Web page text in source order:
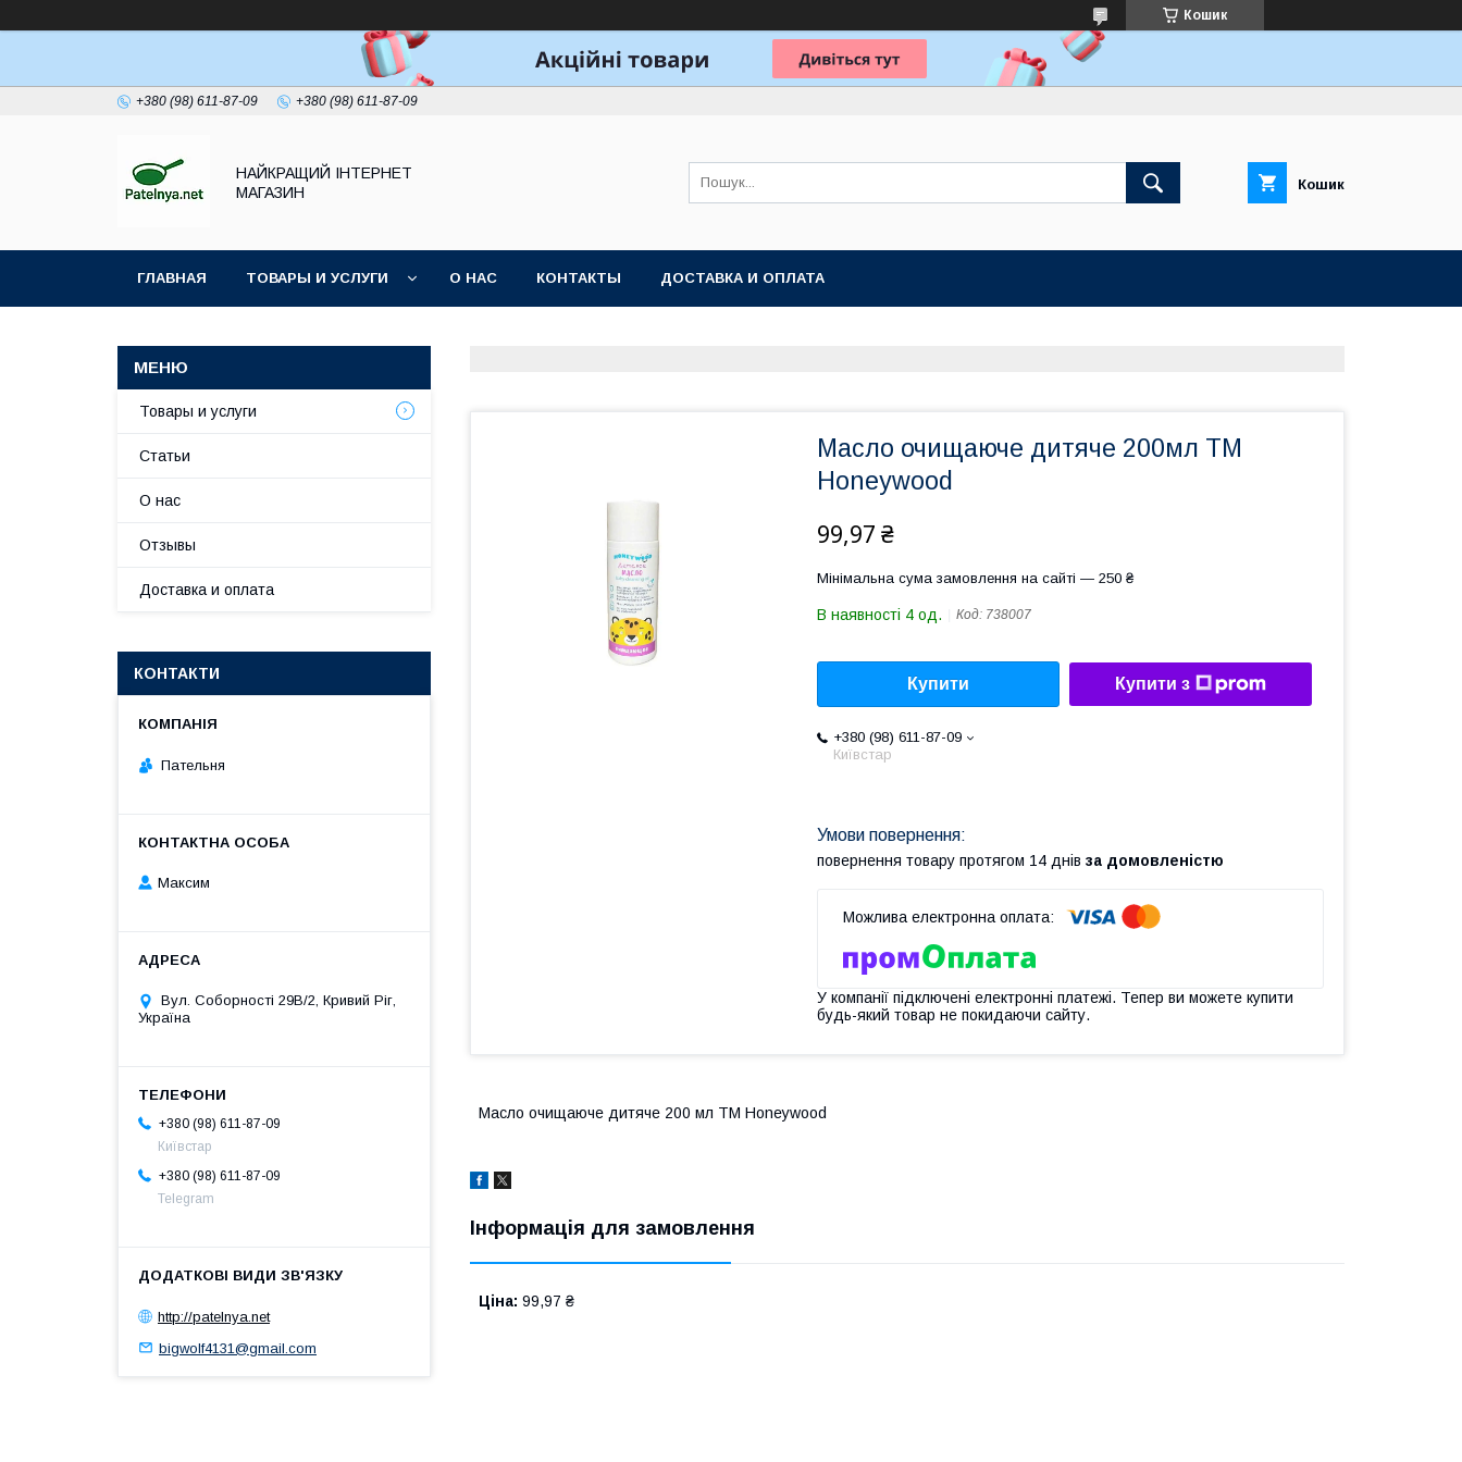
Кошик
+380 (98) 611-87-09 +380 (98) 611-87-09
НАЙКРАЩИЙ ІНТЕРНЕТ
МАГАЗИН
Кошик
ГЛАВНАЯ ТОВАРЫ И УСЛУГИ О НАС КОНТАКТЫ ДОСТАВКА И ОПЛАТА
Масло очищаюче дитяче 200мл ТМ
Honeywood
99,97 ₴
Мінімальна сума замовлення на сайті — 250 ₴
В наявності 4 од. Код: 738007
Купити Купити з
+380 (98) 611-87-09
Київстар
повернення товару протягом 14 днів за домовленістю
У компанії підключені електронні платежі. Тепер ви можете купити
будь-який товар не покидаючи сайту.
Масло очищаюче дитяче 200 мл ТМ Honeywood
Інформація для замовлення
Ціна: 99,97 ₴
Товары и услуги
Статьи
О нас
Отзывы
Доставка и оплата
КОНТАКТИ
Пательня
Максим
Вул. Соборності 29В/2, Кривий Ріг,
Україна
+380 (98) 611-87-09
Київстар
+380 (98) 611-87-09
Telegram
http://patelnya.net
bigwolf4131@gmail.com